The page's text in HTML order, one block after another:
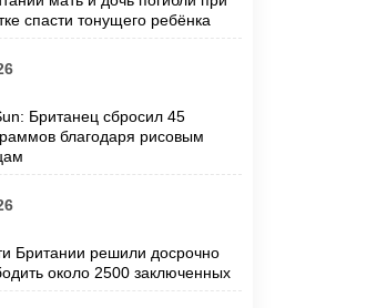
спасти тонущего ребёнка
Британец сбросил 45
благодаря рисовым
Британии решили досрочно
около 2500 заключенных